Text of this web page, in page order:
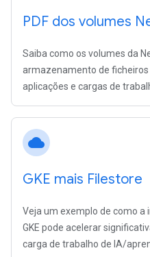
PDF dos volumes
Saiba como os volumes da
armazenamento de
aplicações e cargas de
cloud
GKE mais Filestore
Veja um exemplo de como a
GKE pode acelerar
carga de trabalho de IA/